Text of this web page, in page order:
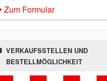
Zum Formular
VERKAUFSSTELLEN UND
BESTELLMÖGLICHKEIT